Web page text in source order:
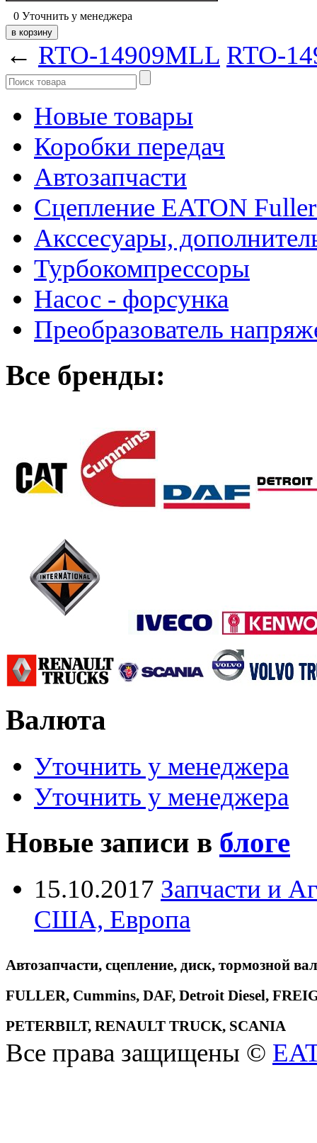
0 Уточнить у менеджера
← RTO-14909MLL RTO-
Новые товары
Коробки передач
Автозапчасти
Сцепление EATON
Акссесуары,
Турбокомпрессоры
Насос - форсунка
Преобразователь
Все бренды:
Валюта
Уточнить у менеджера
Уточнить у менеджера
Новые записи в блоге
15.10.2017 Запчасти и
США, Европа
Автозапчасти, сцепление, диск, тормозной
FULLER, Cummins, DAF, Detroit Diesel,
PETERBILT, RENAULT TRUCK, SCANIA
Все права защищены ©